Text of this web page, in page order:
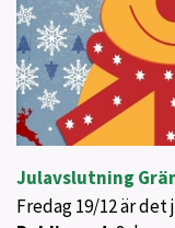
Julavslutning
Fredag 19/12 är